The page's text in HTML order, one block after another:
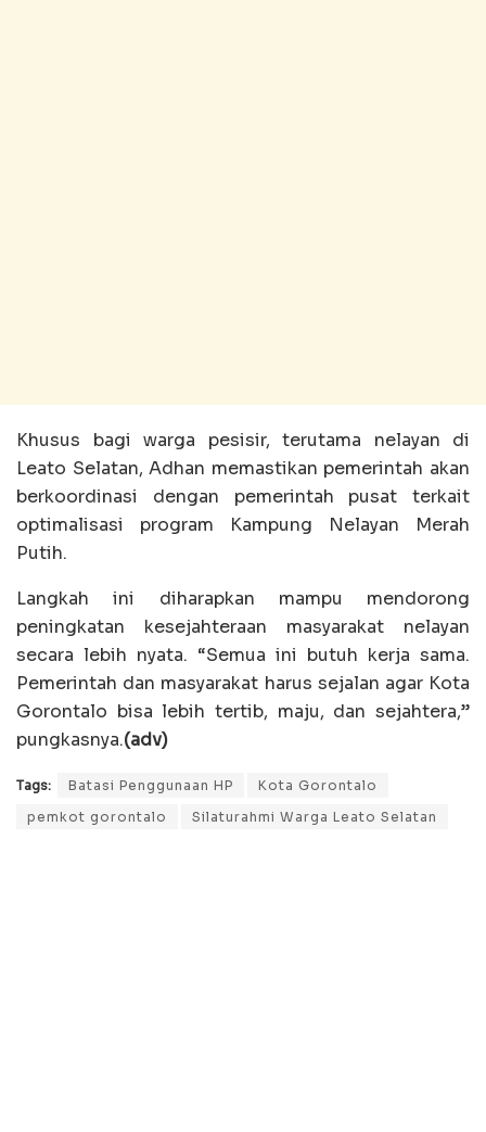
Khusus bagi warga pesisir, terutama nelayan di
Leato Selatan, Adhan memastikan pemerintah akan
berkoordinasi dengan pemerintah pusat terkait
optimalisasi program Kampung Nelayan Merah
Putih.
Langkah ini diharapkan mampu mendorong
peningkatan kesejahteraan masyarakat nelayan
secara lebih nyata. “Semua ini butuh kerja sama.
Pemerintah dan masyarakat harus sejalan agar Kota
Gorontalo bisa lebih tertib, maju, dan sejahtera,”
pungkasnya.(adv)
Tags: Batasi Penggunaan HP
Kota Gorontalo
pemkot gorontalo
Silaturahmi Warga Leato Selatan